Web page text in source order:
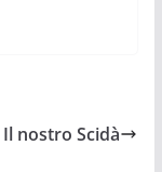
Il nostro Scidà